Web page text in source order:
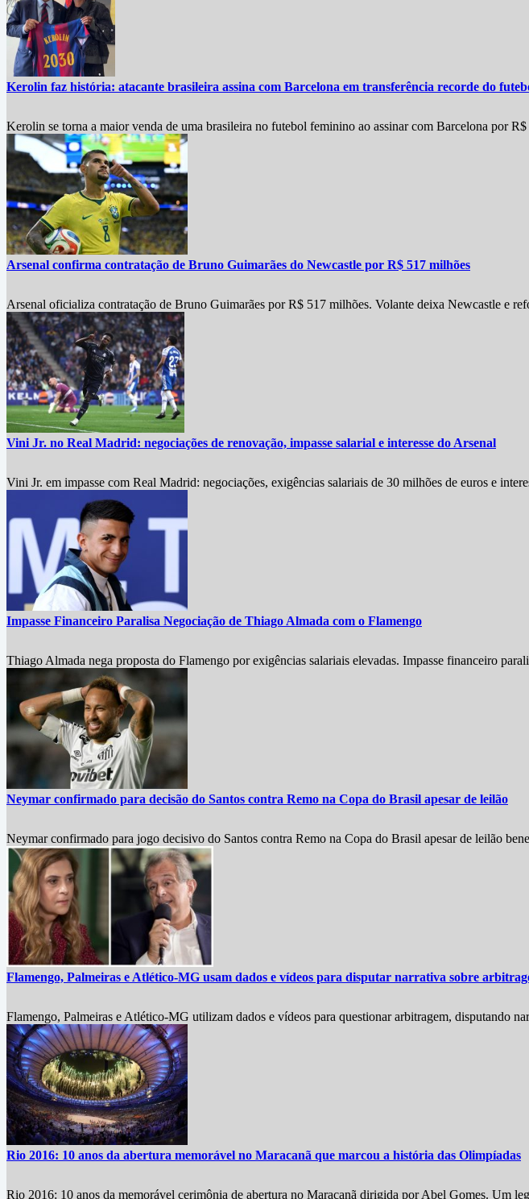
Kerolin faz história: atacante brasileira assina com Barcelona em transferência recorde do
Kerolin se torna a maior venda de uma brasileira no futebol feminino ao assinar com Barcelona por
Arsenal confirma contratação de Bruno Guimarães do Newcastle por R$ 517 milhões
Arsenal oficializa contratação de Bruno Guimarães por R$ 517 milhões. Volante deixa Newcastle e
Vini Jr. no Real Madrid: negociações de renovação, impasse salarial e interesse do Arsenal
Vini Jr. em impasse com Real Madrid: negociações, exigências salariais de 30 milhões de euros e
Impasse Financeiro Paralisa Negociação de Thiago Almada com o Flamengo
Thiago Almada nega proposta do Flamengo por exigências salariais elevadas. Impasse financeiro
Neymar confirmado para decisão do Santos contra Remo na Copa do Brasil apesar de leilão
Neymar confirmado para jogo decisivo do Santos contra Remo na Copa do Brasil apesar de leilão
Flamengo, Palmeiras e Atlético-MG usam dados e vídeos para disputar narrativa sobre
Flamengo, Palmeiras e Atlético-MG utilizam dados e vídeos para questionar arbitragem, disputando
Rio 2016: 10 anos da abertura memorável no Maracanã que marcou a história das Olimpíadas
Rio 2016: 10 anos da memorável cerimônia de abertura no Maracanã dirigida por Abel Gomes. Um